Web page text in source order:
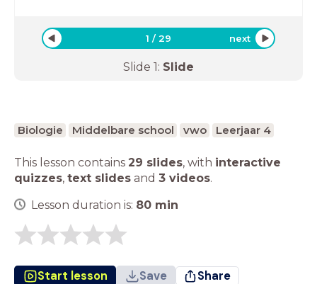
1 /29 next
Slide 1: Slide
Biologie Middelbare school vwo Leerjaar 4
This lesson contains 29 slides, with interactive
quizzes, text slides and 3 videos.
Lesson duration is: 80 min
Start lesson Save Share